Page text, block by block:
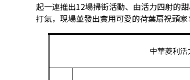
起一連推出12場掃街活動、由活力四射的
打氣，現場並發出實用可愛的荷葉扇祝頭家
中華菱利活